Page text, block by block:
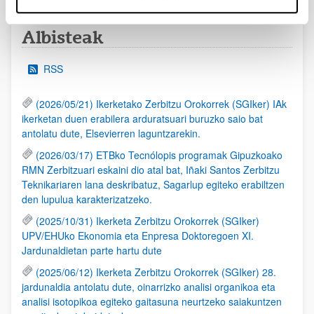
Albisteak
RSS
(2026/05/21) Ikerketako Zerbitzu Orokorrek (SGIker) IAk
ikerketan duen erabilera arduratsuari buruzko saio bat
antolatu dute, Elsevierren laguntzarekin.
(2026/03/17) ETBko Tecnólopis programak Gipuzkoako
RMN Zerbitzuari eskaini dio atal bat, Iñaki Santos Zerbitzu
Teknikariaren lana deskribatuz, Sagarlup egiteko erabiltzen
den lupulua karakterizatzeko.
(2025/10/31) Ikerketa Zerbitzu Orokorrek (SGIker)
UPV/EHUko Ekonomia eta Enpresa Doktoregoen XI.
Jardunaldietan parte hartu dute
(2025/06/12) Ikerketa Zerbitzu Orokorrek (SGIker) 28.
jardunaldia antolatu dute, oinarrizko analisi organikoa eta
analisi isotopikoa egiteko gaitasuna neurtzeko saiakuntzen